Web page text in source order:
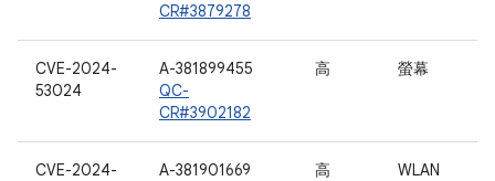
CR#3879278
CVE-2024-
53024
A-381899455
QC-
CR#3902182
高 螢幕
CVE-2024-
A-381901669
高 WLAN